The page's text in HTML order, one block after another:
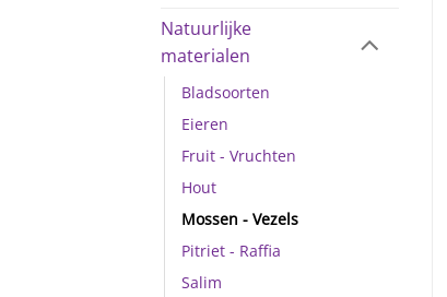
Natuurlijke
materialen
Bladsoorten
Eieren
Fruit - Vruchten
Hout
Mossen - Vezels
Pitriet - Raffia
Salim